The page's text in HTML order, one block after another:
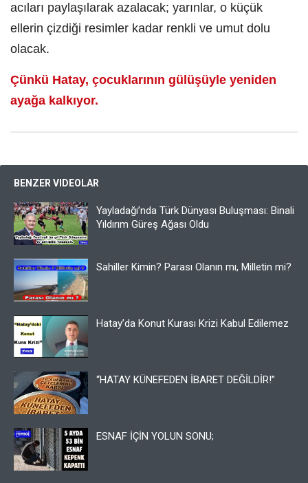
acıları paylaşılarak azalacak; yarınlar, o küçük
ellerin çizdiği resimler kadar renkli ve umut dolu
olacak.
Çünkü Hatay, çocuklarının gülüşüyle yeniden
ayağa kalkıyor.
BENZER VIDEOLAR
Yayladağı’nda Türk Dünyası Buluşması: Binali
Yıldırım Güreş Ağası Oldu
Sahiller Kimin? Parası Olanın mı, Milletin mi?
Hatay’da Konut Kurası Krizi Kabul Edilemez
“HATAY KÜNEFEDEN İBARET DEĞİLDİR!”
​ESNAF İÇİN YOLUN SONU;